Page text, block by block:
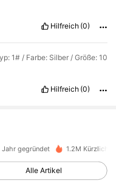
Hilfreich (0)
1# / Farbe: Silber / Größe: 10
Hilfreich (0)
Jahr gegründet 1.2M Kürzlich
Alle Artikel